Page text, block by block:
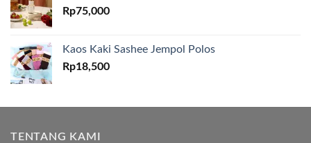
Rp75,000
Kaos Kaki Sashee Jempol Polos
Rp18,500
TENTANG KAMI